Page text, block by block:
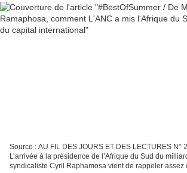
Source : AU FIL DES JOURS ET DES LECTURES N°
L’arrivée à la présidence de l’Afrique du Sud du
syndicaliste Cyril Raphamosa vient de rappeler assez